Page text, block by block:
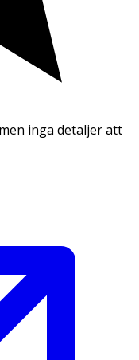
inga detaljer att